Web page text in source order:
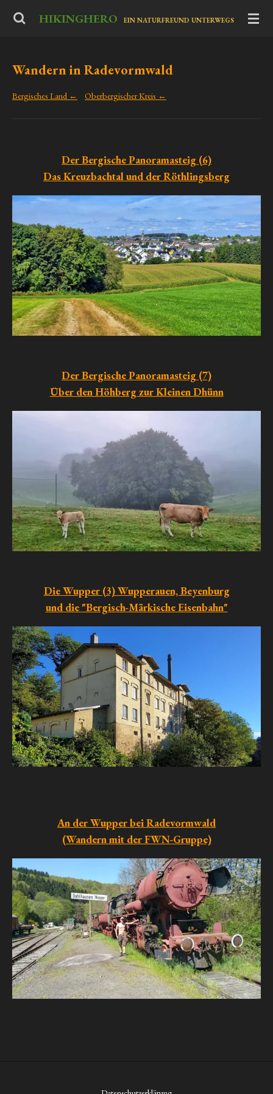
Zum
HIKINGHERO EIN NATURFREUND UNTERWEGS
Wandern in Radevormwald
Bergisches Land ← Oberbergischer Kreis ←
Der Bergische Panoramasteig (6)
Das Kreuzbachtal und der Röthlingsberg
Der Bergische Panoramasteig (7)
Über den Höhberg zur Kleinen Dhünn
Die Wupper (3) Wupperauen, Beyenburg
und die "Bergisch-Märkische Eisenbahn"
An der Wupper bei Radevormwald
(Wandern mit der FWN-Gruppe)